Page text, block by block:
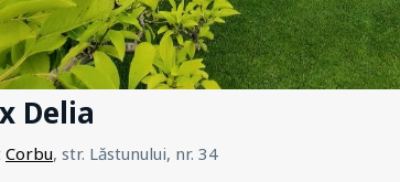
Delia
Corbu, str. Lăstunului, nr. 34